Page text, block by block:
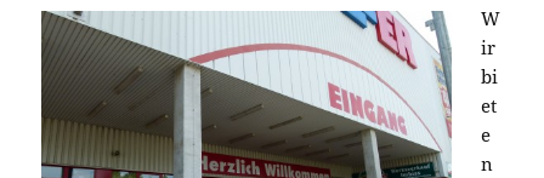
W
ir
bi
et
e
n